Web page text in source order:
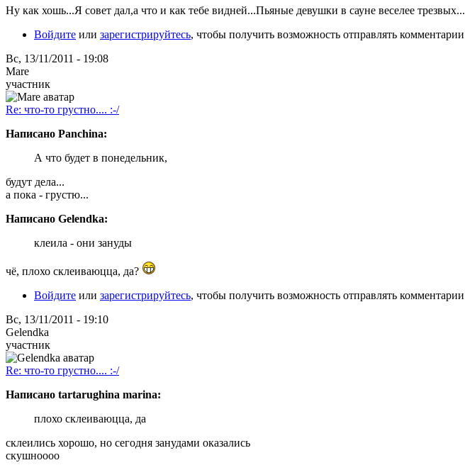
Ну как хошь...Я совет дал,а что и как тебе видней...Пьяные девушки в сауне веселее трезвых...
Войдите или зарегистрируйтесь, чтобы получить возможность отправлять комментарии
Вс, 13/11/2011 - 19:08
Mare
участник
Re: что-то грустно.... :-/
Написано Panchina:
А что будет в понедельник,
будут дела...
а пока - грустю...
Написано Gelendka:
клеила - они зануды
чё, плохо склеиваюцца, да?
Войдите или зарегистрируйтесь, чтобы получить возможность отправлять комментарии
Вс, 13/11/2011 - 19:10
Gelendka
участник
Re: что-то грустно.... :-/
Написано tartarughina marina:
плохо склеиваюцца, да
склеились хорошо, но сегодня занудами оказались
скушноооо